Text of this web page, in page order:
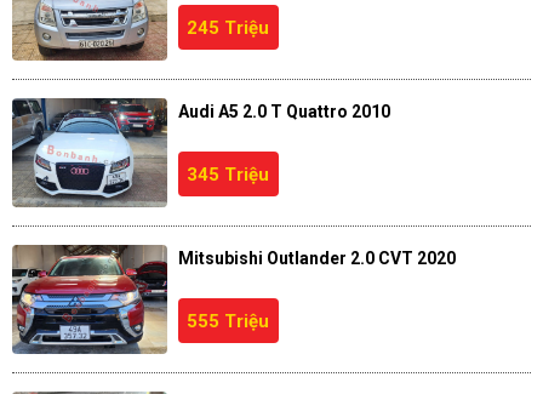
245 Triệu
Audi A5 2.0 T Quattro 2010
345 Triệu
Mitsubishi Outlander 2.0 CVT 2020
555 Triệu